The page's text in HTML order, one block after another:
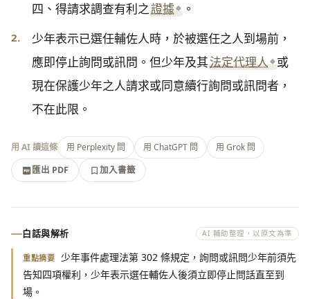
四、得請求調查有利之證據 。
2.
少年表示已選任輔佐人時，於被選任之人到場前，
應即停止詢問或訊問。但少年及其法定代理人 或
現在保護少年之人請求或同意續行詢問或訊問者，
不在此限。
用 AI 讀這條 用 Perplexity 問 用 ChatGPT 問
用 Grok 問
匯出 PDF
加入書籤
匯出 PDF
加入書籤
白話與解析 AI 輔助整理，以原文為準
重點摘要
少年事件處理法第 302 條規定，詢問或訊問少年前須先
告知四項權利，少年表示選任輔佐人後須立即停止問話直至到
場。